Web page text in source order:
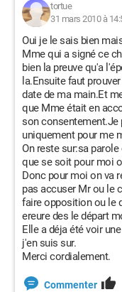
tortue
31 mars 2010 à
Oui je le sais bien
Mme qui a signé ce
bien la preuve qu'a
la.Ensuite faut
date de ma main.Et
que Mme était en
son consentement.Je
uniquement pour me
On reste sur:sa
que se soit pour moi
Donc pour moi on va
pas accuser Mr ou le
faire opposition ou le
ereure des le départ
Elle a déja été voir
j'en suis sur.
Merci cordialement.
Commenter